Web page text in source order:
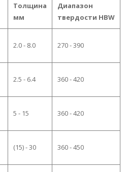
Толщина
мм
Диапазон
твердости HBW
2.0 - 8.0 270 - 390
2.5 - 6.4 360 - 420
5 - 15 360 - 420
(15) - 30 360 - 450